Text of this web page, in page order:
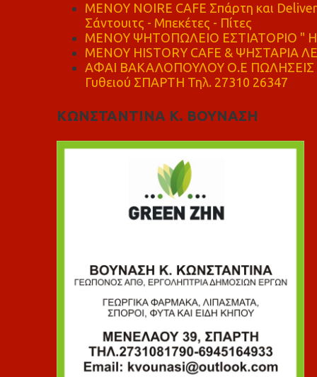
MENOY NOIRE CAFE Σπάρτη και
Σάντουιτς - Μπεκέτες - Πίτες
ΜΕΝΟΥ ΨΗΤΟΠΩΛΕΙΟ ΕΣΤΙΑΤΟΡΙΟ "
ΜΕΝΟΥ HISTORY CAFE & ΨΗΣΤΑΡΙΑ
ΑΦΑΙ ΒΑΚΑΛΟΠΟΥΛΟΥ Ο.Ε ΠΩΛΗΣΕΙΣ
Γυθειού ΣΠΑΡΤΗ Τηλ. 27310 26347
ΚΩΝΣΤΑΝΤΙΝΑ Κ. ΒΟΥΝΑΣΗ